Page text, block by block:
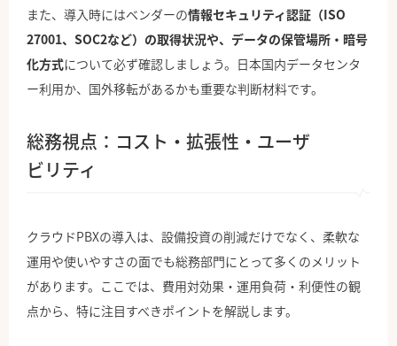
また、導入時にはベンダーの情報セキュリティ認証（ISO
27001、SOC2など）の取得状況や、データの保管場所・暗号
化方式について必ず確認しましょう。日本国内データセンタ
ー利用か、国外移転があるかも重要な判断材料です。
総務視点：コスト・拡張性・ユーザ
ビリティ
クラウドPBXの導入は、設備投資の削減だけでなく、柔軟な
運用や使いやすさの面でも総務部門にとって多くのメリット
があります。ここでは、費用対効果・運用負荷・利便性の観
点から、特に注目すべきポイントを解説します。